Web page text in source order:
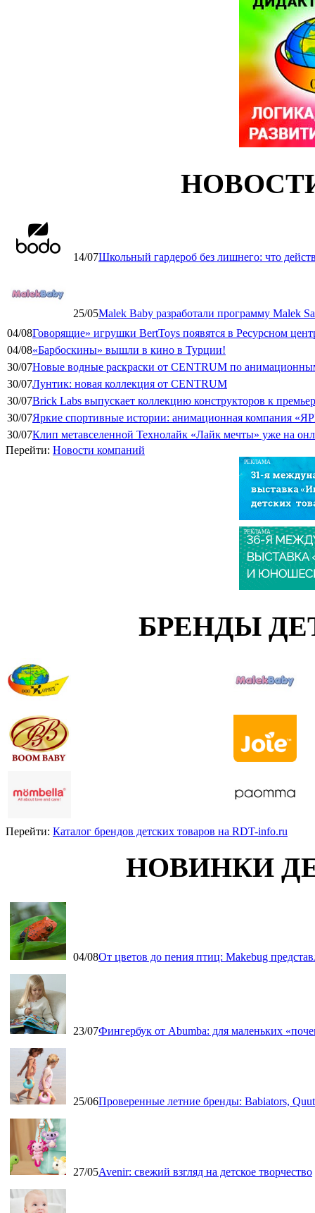
14/07Школьный гардероб без лишнего: что
25/05Malek Baby разработали программу Malek
04/08Говорящие» игрушки BertToys появятся в Ресурсном
04/08«Барбоскины» вышли в кино в Турции!
30/07Новые водные раскраски от CENTRUM по
30/07Лунтик: новая коллекция от CENTRUM
30/07Brick Labs выпускает коллекцию конструкторов к
30/07Яркие спортивные истории: анимационная компания
30/07Клип метавселенной Технолайк «Лайк мечты» уже на
Перейти: Новости компаний
РЕКЛАМА
РЕКЛАМА
БРЕНДЫ
Перейти: Каталог брендов детских товаров на RDT-info.ru
НОВИНКИ
04/08От цветов до пения птиц: Makebug
23/07Фингербук от Abumba: для маленьких
25/06Проверенные летние бренды: Babiators,
27/05Avenir: свежий взгляд на детское творчество